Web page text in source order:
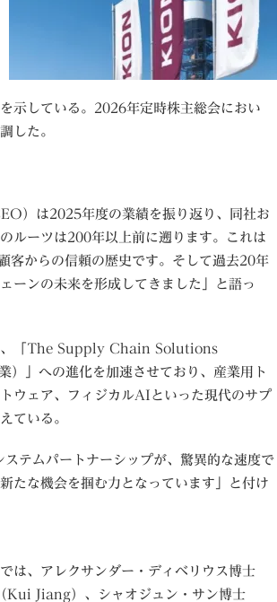
示している。2026年定時株主総会におい
した。
）は2025年度の業績を振り返り、同社お
ルーツは200年以上前に遡ります。これは
客からの信頼の歴史です。そして過去20年
ーンの未来を形成してきました」と語っ
、「The Supply Chain Solutions
」への進化を加速させており、産業用ト
ウェア、フィジカルAIといった現代のサプ
ている。
テムパートナーシップが、驚異的な速度で
たな機会を掴む力となっています」と付け
は、アレクサンダー・ディベリウス博士
Jiang）、シャオジュン・サン博士